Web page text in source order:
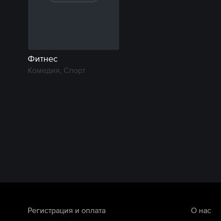
Фитнес
Комедия, Спорт
Регистрация и оплата О нас